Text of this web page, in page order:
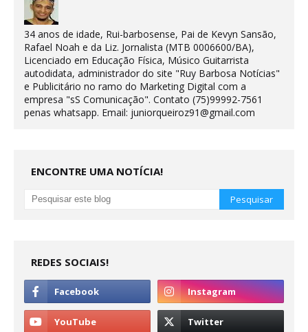
34 anos de idade, Rui-barbosense, Pai de Kevyn Sansão,
Rafael Noah e da Liz. Jornalista (MTB 0006600/BA),
Licenciado em Educação Física, Músico Guitarrista
autodidata, administrador do site "Ruy Barbosa Notícias"
e Publicitário no ramo do Marketing Digital com a
empresa "sS Comunicação". Contato (75)99992-7561
penas whatsapp. Email: juniorqueiroz91@gmail.com
ENCONTRE UMA NOTÍCIA!
REDES SOCIAIS!